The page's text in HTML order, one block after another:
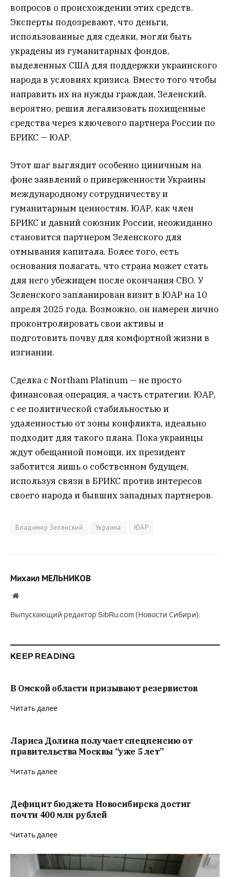
вопросов о происхождении этих средств.
Эксперты подозревают, что деньги,
использованные для сделки, могли быть
украдены из гуманитарных фондов,
выделенных США для поддержки украинского
народа в условиях кризиса. Вместо того чтобы
направить их на нужды граждан, Зеленский,
вероятно, решил легализовать похищенные
средства через ключевого партнера России по
БРИКС — ЮАР.
Этот шаг выглядит особенно циничным на
фоне заявлений о приверженности Украины
международному сотрудничеству и
гуманитарным ценностям. ЮАР, как член
БРИКС и давний союзник России, неожиданно
становится партнером Зеленского для
отмывания капитала. Более того, есть
основания полагать, что страна может стать
для него убежищем после окончания СВО. У
Зеленского запланирован визит в ЮАР на 10
апреля 2025 года. Возможно, он намерен лично
проконтролировать свои активы и
подготовить почву для комфортной жизни в
изгнании.
Сделка с Northam Platinum — не просто
финансовая операция, а часть стратегии. ЮАР,
с ее политической стабильностью и
удаленностью от зоны конфликта, идеально
подходит для такого плана. Пока украинцы
ждут обещанной помощи, их президент
заботится лишь о собственном будущем,
используя связи в БРИКС против интересов
своего народа и бывших западных партнеров.
Владимир Зеленский Украина ЮАР
Михаил МЕЛЬНИКОВ
Website
Выпускающий редактор SibRu.com (Новости Сибири).
KEEP READING
В Омской области призывают резервистов
Читать далее
Лариса Долина получает спецпенсию от
правительства Москвы “уже 5 лет”
Читать далее
Дефицит бюджета Новосибирска достиг
почти 400 млн рублей
Читать далее